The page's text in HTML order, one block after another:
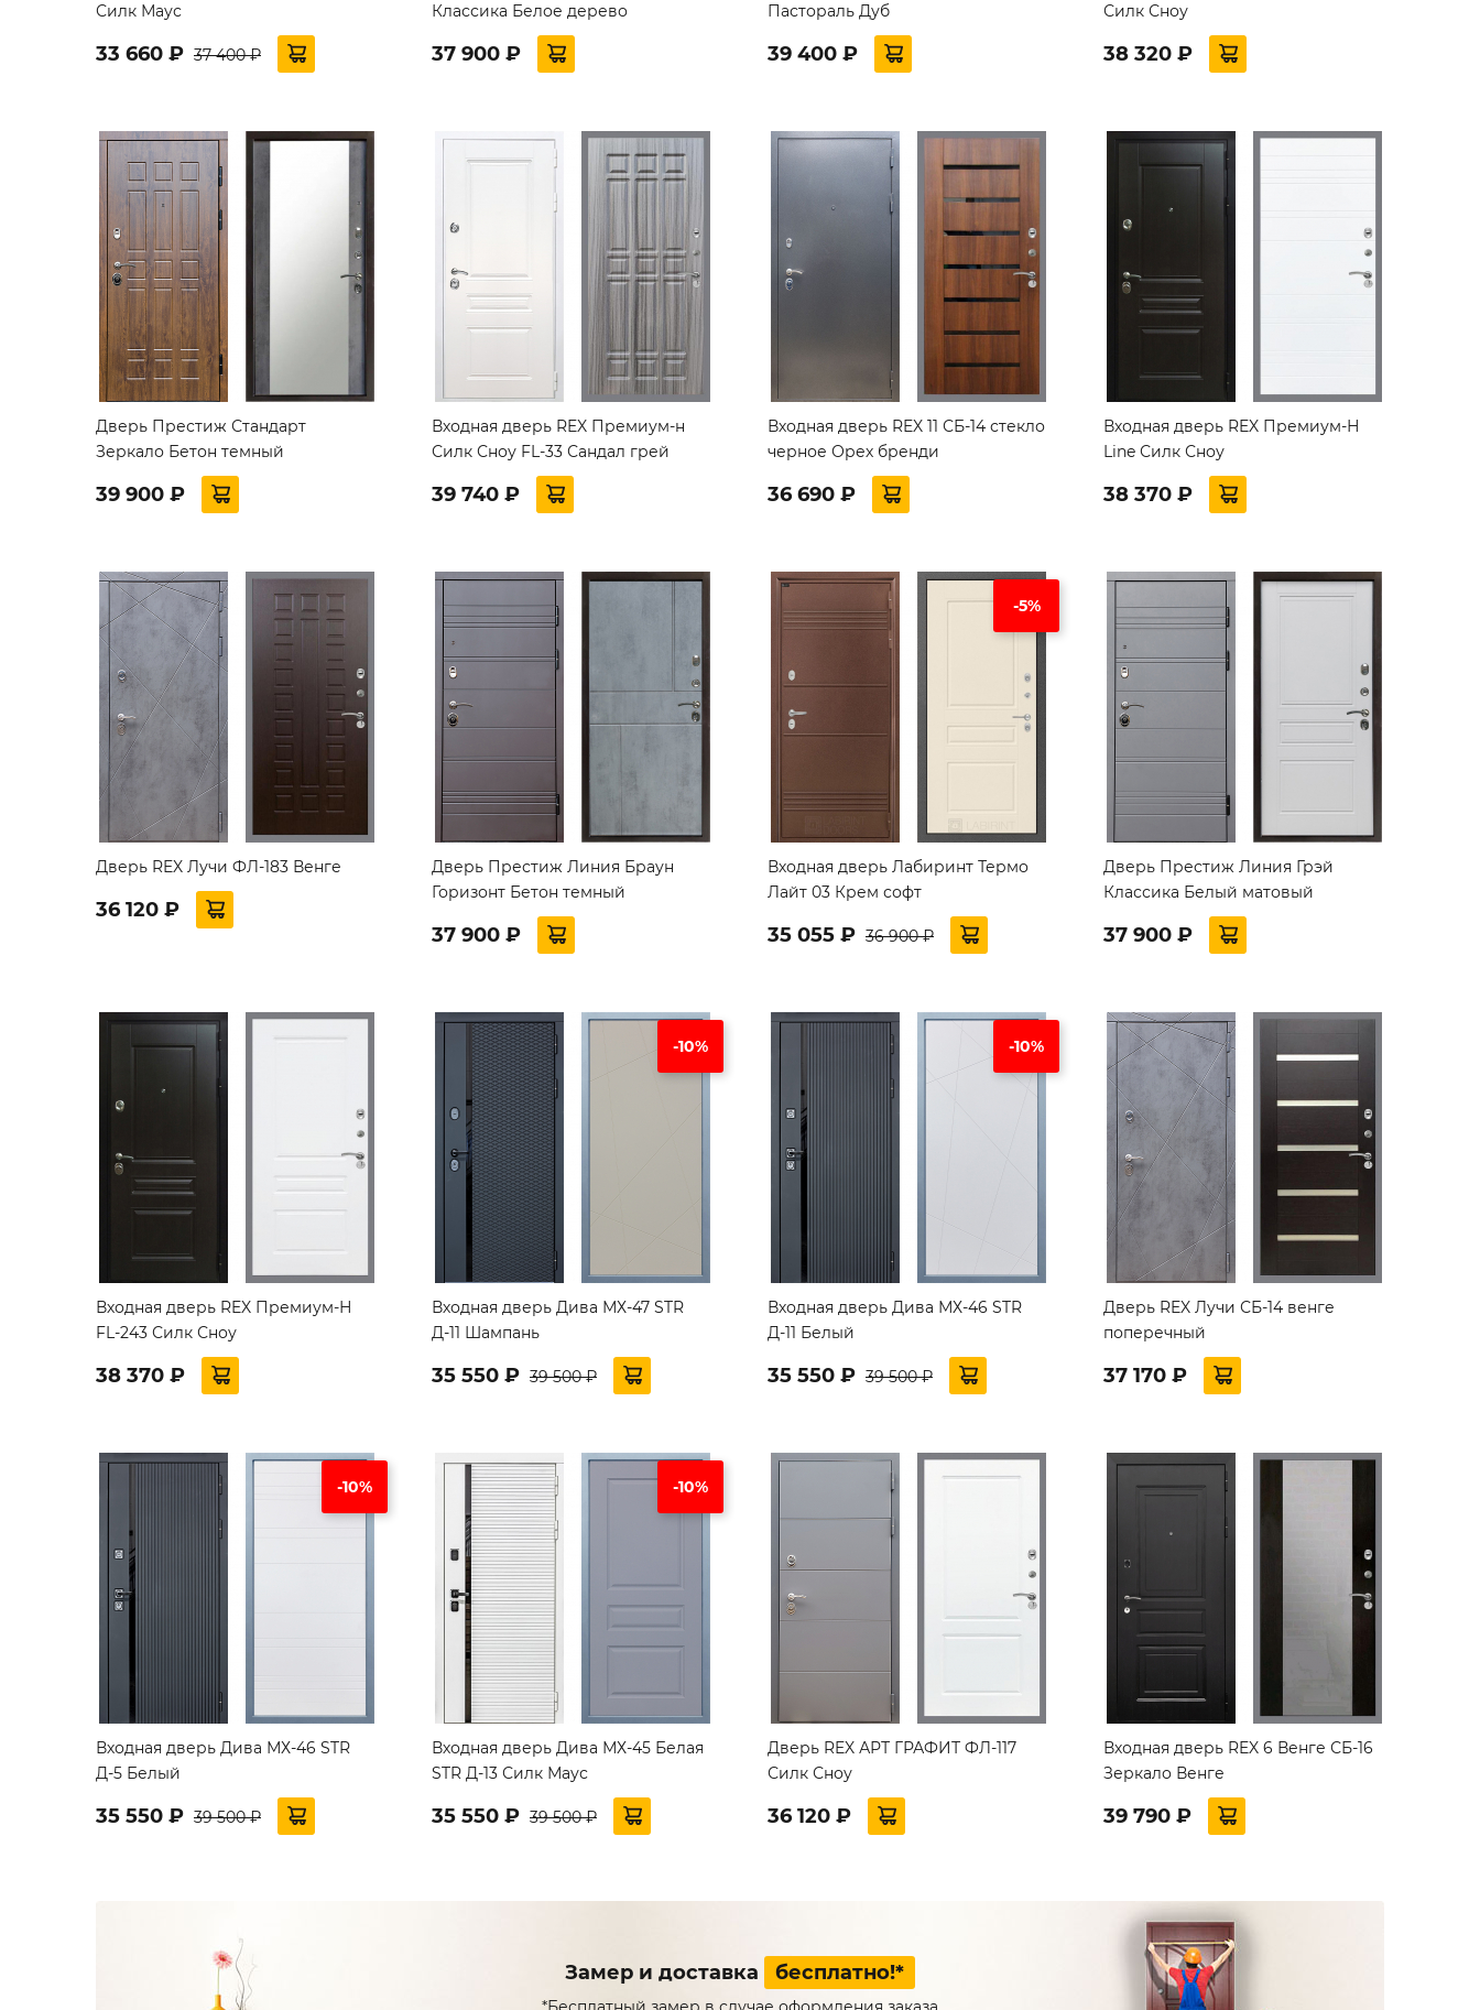
Силк Маус
33 660 ₽ 37 400 ₽
Классика Белое дерево
37 900 ₽
Пастораль Дуб
39 400 ₽
Силк Сноу
38 320 ₽
Дверь Престиж Стандарт
Зеркало Бетон темный
39 900 ₽
Входная дверь REX Премиум-н
Силк Сноу FL-33 Сандал грей
39 740 ₽
Входная дверь REX 11 СБ-14 стекло
черное Орех бренди
36 690 ₽
Входная дверь REX Премиум-Н
Line Силк Сноу
38 370 ₽
Дверь REX Лучи ФЛ-183 Венге
36 120 ₽
Дверь Престиж Линия Браун
Горизонт Бетон темный
37 900 ₽
-5%
Входная дверь Лабиринт Термо
Лайт 03 Крем софт
35 055 ₽ 36 900 ₽
Дверь Престиж Линия Грэй
Классика Белый матовый
37 900 ₽
Входная дверь REX Премиум-Н
FL-243 Силк Сноу
38 370 ₽
-10%
Входная дверь Дива МХ-47 STR
Д-11 Шампань
35 550 ₽ 39 500 ₽
-10%
Входная дверь Дива МХ-46 STR
Д-11 Белый
35 550 ₽ 39 500 ₽
Дверь REX Лучи СБ-14 венге
поперечный
37 170 ₽
-10%
Входная дверь Дива МХ-46 STR
Д-5 Белый
35 550 ₽ 39 500 ₽
-10%
Входная дверь Дива МХ-45 Белая
STR Д-13 Силк Маус
35 550 ₽ 39 500 ₽
Дверь REX АРТ ГРАФИТ ФЛ-117
Силк Сноу
36 120 ₽
Входная дверь REX 6 Венге СБ-16
Зеркало Венге
39 790 ₽
Замер и доставка бесплатно!*